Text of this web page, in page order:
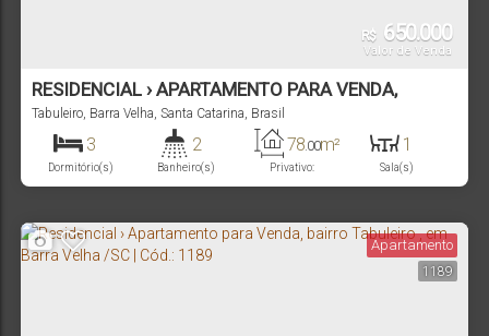
R$ 650.000
Valor de Venda
RESIDENCIAL › APARTAMENTO PARA VENDA,
BAIRRO TABULEIRO , EM BARRA VELHA /SC | CÓD.:
1190
Tabuleiro, Barra Velha, Santa Catarina, Brasil
3
Dormitório(s)
2
Banheiro(s) Privativo:
78 .00m² 1
Sala(s)
1 1 120m
1189
Apartamento